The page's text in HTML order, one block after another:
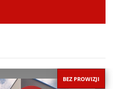
BEZ PROWIZJI